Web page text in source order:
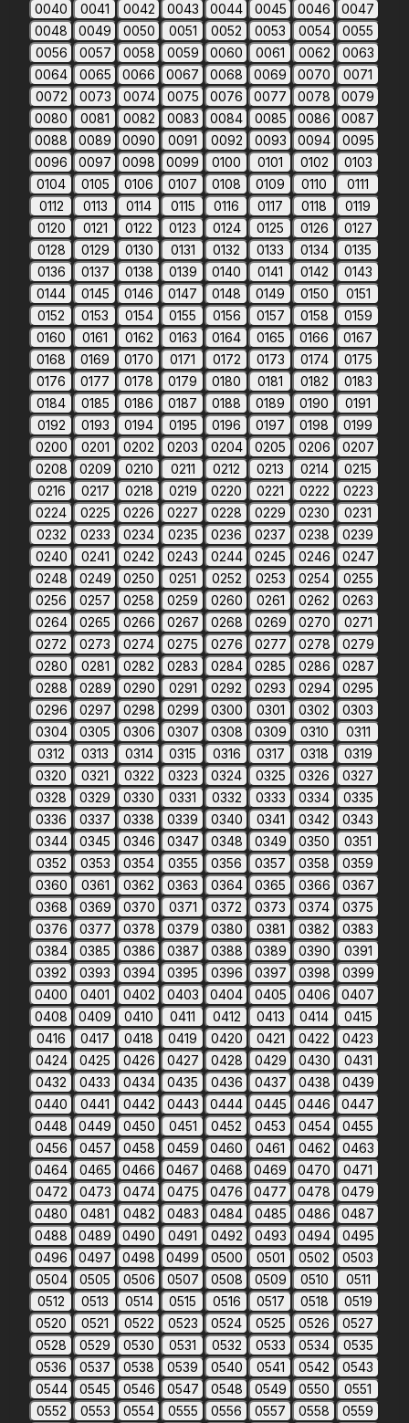
0040
0041 0042 0043 0044 0045 0046
0047
0048
0049 0050 0051 0052 0053 0054
0055
0056
0057 0058 0059 0060 0061 0062
0063
0064
0065 0066 0067 0068 0069 0070
0071
0072
0073 0074 0075 0076 0077 0078
0079
0080
0081 0082 0083 0084 0085 0086
0087
0088
0089 0090 0091 0092 0093 0094
0095
0096
0097 0098 0099 0100 0101 0102
0103
0104
0105 0106 0107 0108 0109 0110
0111
0112
0113 0114 0115 0116 0117 0118
0119
0120
0121 0122 0123 0124 0125 0126
0127
0128
0129 0130 0131 0132 0133 0134
0135
0136
0137 0138 0139 0140 0141 0142
0143
0144
0145 0146 0147 0148 0149 0150
0151
0152
0153 0154 0155 0156 0157 0158
0159
0160
0161 0162 0163 0164 0165 0166
0167
0168
0169 0170 0171 0172 0173 0174
0175
0176
0177 0178 0179 0180 0181 0182
0183
0184
0185 0186 0187 0188 0189 0190
0191
0192
0193 0194 0195 0196 0197 0198
0199
0200
0201 0202 0203 0204 0205 0206
0207
0208
0209 0210 0211 0212 0213 0214
0215
0216
0217 0218 0219 0220 0221 0222
0223
0224
0225 0226 0227 0228 0229 0230
0231
0232
0233 0234 0235 0236 0237 0238
0239
0240
0241 0242 0243 0244 0245 0246
0247
0248
0249 0250 0251 0252 0253 0254
0255
0256
0257 0258 0259 0260 0261 0262
0263
0264
0265 0266 0267 0268 0269 0270
0271
0272
0273 0274 0275 0276 0277 0278
0279
0280
0281 0282 0283 0284 0285 0286
0287
0288
0289 0290 0291 0292 0293 0294
0295
0296
0297 0298 0299 0300 0301 0302
0303
0304
0305 0306 0307 0308 0309 0310
0311
0312
0313 0314 0315 0316 0317 0318
0319
0320
0321 0322 0323 0324 0325 0326
0327
0328
0329 0330 0331 0332 0333 0334
0335
0336
0337 0338 0339 0340 0341 0342
0343
0344
0345 0346 0347 0348 0349 0350
0351
0352
0353 0354 0355 0356 0357 0358
0359
0360
0361 0362 0363 0364 0365 0366
0367
0368
0369 0370 0371 0372 0373 0374
0375
0376
0377 0378 0379 0380 0381 0382
0383
0384
0385 0386 0387 0388 0389 0390
0391
0392
0393 0394 0395 0396 0397 0398
0399
0400
0401 0402 0403 0404 0405 0406
0407
0408
0409 0410 0411 0412 0413 0414
0415
0416
0417 0418 0419 0420 0421 0422
0423
0424
0425 0426 0427 0428 0429 0430
0431
0432
0433 0434 0435 0436 0437 0438
0439
0440
0441 0442 0443 0444 0445 0446
0447
0448
0449 0450 0451 0452 0453 0454
0455
0456
0457 0458 0459 0460 0461 0462
0463
0464
0465 0466 0467 0468 0469 0470
0471
0472
0473 0474 0475 0476 0477 0478
0479
0480
0481 0482 0483 0484 0485 0486
0487
0488
0489 0490 0491 0492 0493 0494
0495
0496
0497 0498 0499 0500 0501 0502
0503
0504
0505 0506 0507 0508 0509 0510
0511
0512
0513 0514 0515 0516 0517 0518
0519
0520
0521 0522 0523 0524 0525 0526
0527
0528
0529 0530 0531 0532 0533 0534
0535
0536
0537 0538 0539 0540 0541 0542
0543
0544
0545 0546 0547 0548 0549 0550
0551
0552
0553 0554 0555 0556 0557 0558 0559